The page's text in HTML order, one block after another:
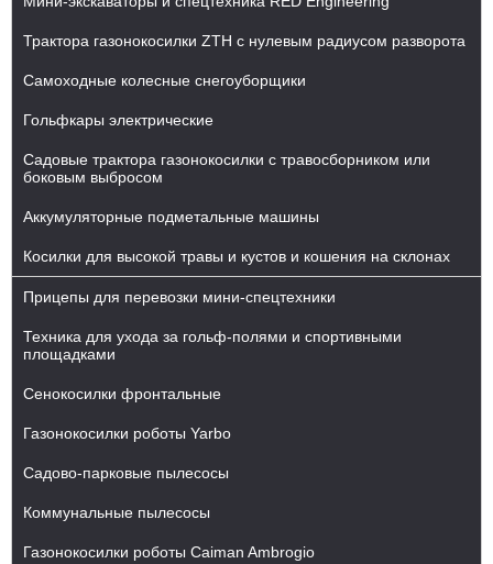
Трактора газонокосилки ZTH с нулевым радиусом разворота
Самоходные колесные снегоуборщики
Гольфкары электрические
Садовые трактора газонокосилки с травосборником или
боковым выбросом
Аккумуляторные подметальные машины
Косилки для высокой травы и кустов и кошения на склонах
Прицепы для перевозки мини-спецтехники
Техника для ухода за гольф-полями и спортивными
площадками
Сенокосилки фронтальные
Газонокосилки роботы Yarbo
Cадово-парковые пылесосы
Коммунальные пылесосы
Газонокосилки роботы Caiman Ambrogio